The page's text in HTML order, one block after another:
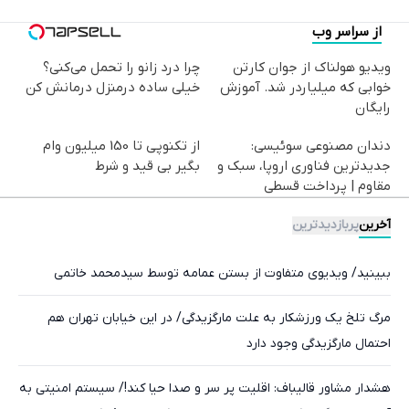
از سراسر وب
ویدیو هولناک از جوان کارتن
خوابی که میلیاردر شد. آموزش
رایگان
چرا درد زانو را تحمل می‌کنی؟
خیلی ساده درمنزل درمانش کن
دندان مصنوعی سوئیسی:
جدیدترین فناوری اروپا، سبک و
مقاوم | پرداخت قسطی
از تکنوپی تا 150 میلیون وام
بگیر بی قید و شرط
آخرینپربازدیدترین
ببینید/ ویدیوی متفاوت از بستن عمامه توسط سیدمحمد خاتمی
مرگ تلخ یک ورزشکار به علت مارگزیدگی/ در این خیابان تهران هم
احتمال مارگزیدگی وجود دارد
هشدار مشاور قالیباف: اقلیت پر سر و صدا حیا کند!/ سیستم امنیتی به